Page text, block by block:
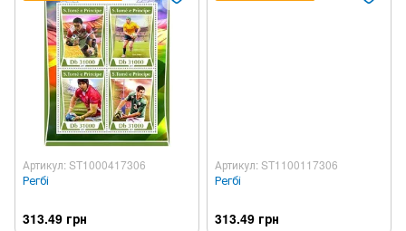
Артикул: ST1000417306
Регбі
313.49 грн
Артикул: ST1100117306
Регбі
313.49 грн